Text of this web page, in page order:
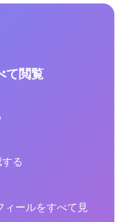
て閲覧
る
ィールをすべて見